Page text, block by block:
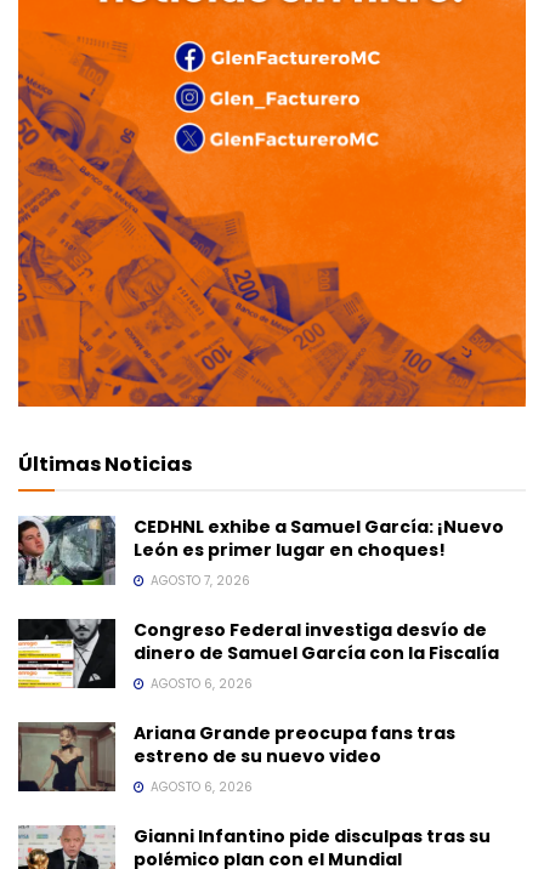
Últimas Noticias
CEDHNL exhibe a Samuel García: ¡Nuevo
León es primer lugar en choques!
AGOSTO 7, 2026
Congreso Federal investiga desvío de
dinero de Samuel García con la Fiscalía
AGOSTO 6, 2026
Ariana Grande preocupa fans tras
estreno de su nuevo video
AGOSTO 6, 2026
Gianni Infantino pide disculpas tras su
polémico plan con el Mundial